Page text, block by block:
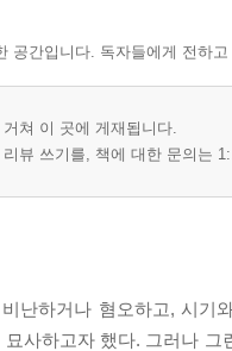
공간입니다. 독자들에게 전하
쳐 이 곳에 게재됩니다.
뷰 쓰기를, 책에 대한 문의는
난하거나 혐오하고, 시기
사하고자 했다. 그러나